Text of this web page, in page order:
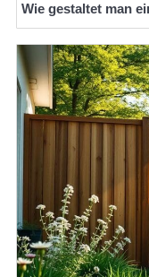
Wie gestaltet man